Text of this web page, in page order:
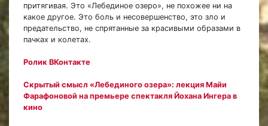
притягивая. Это «Лебединое озеро», не похожее ни на
какое другое. Это боль и несовершенство, это зло и
предательство, не спрятанные за красивыми образами в
пачках и колетах.
Ролик ВКонтакте
Скрытый смысл «Лебединого озера»: лекция Майи
Фарафоновой на премьере спектакля Йохана Ингера в
кино